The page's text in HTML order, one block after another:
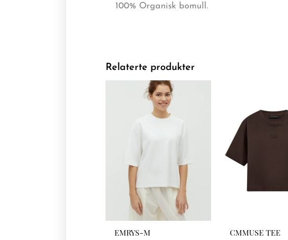
100% Organisk bomull.
Relaterte produkter
EMRYS-M CMMUSE TEE